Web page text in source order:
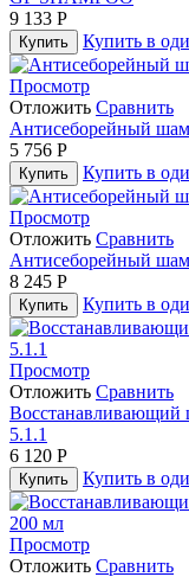
9 133 Р
Купить Купить в
Просмотр
Отложить Сравнить
Антисеборейный
5 756 Р
Купить Купить в
Просмотр
Отложить Сравнить
Антисеборейный
8 245 Р
Купить Купить в
Просмотр
Отложить Сравнить
Восстанавливающий
5.1.1
6 120 Р
Купить Купить в
Просмотр
Отложить Сравнить